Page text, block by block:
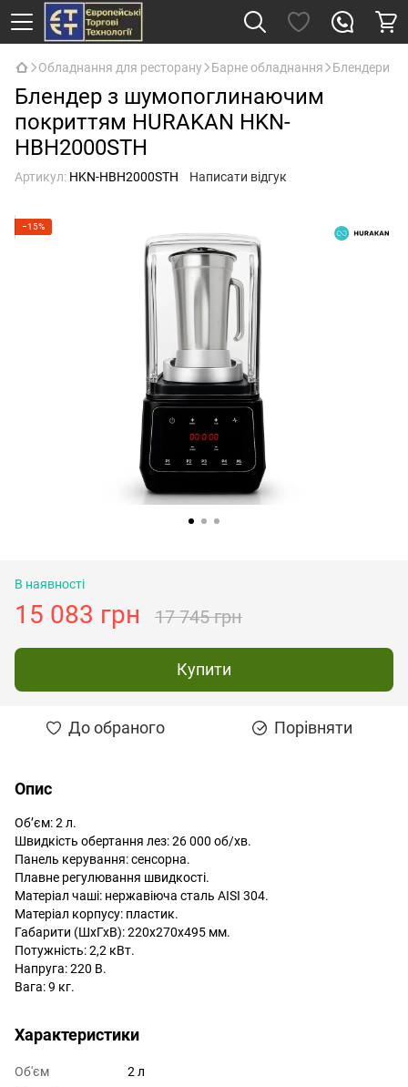
Обладнання для ресторану Барне обладнання Блендери
Блендер з шумопоглинаючим
покриттям HURAKAN HKN-
HBH2000STH
Артикул: HKN-HBH2000STH Написати відгук
−15%
В наявності
15 083 грн 17 745 грн
Купити
До обраного Порівняти
Опис
Об’єм: 2 л.
Швидкість обертання лез: 26 000 об/хв.
Панель керування: сенсорна.
Плавне регулювання швидкості.
Матеріал чаші: нержавіюча сталь AISI 304.
Матеріал корпусу: пластик.
Габарити (ШхГхВ): 220х270х495 мм.
Потужність: 2,2 кВт.
Напруга: 220 В.
Вага: 9 кг.
Характеристики
Об'єм
2 л